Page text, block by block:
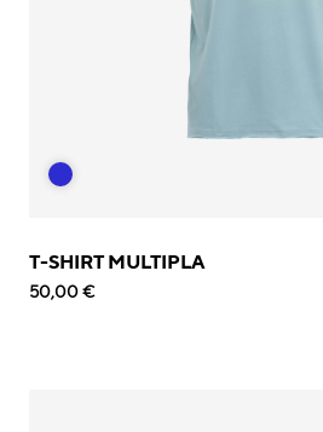
T-SHIRT MULTIPLA
50,00 €